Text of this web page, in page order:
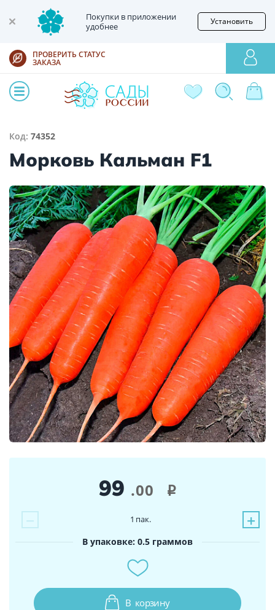
Покупки в приложении
удобнее
Установить
ПРОВЕРИТЬ СТАТУС
ЗАКАЗА
Код: 74352
Морковь Кальман F1
99 .00 i
− +
1 пак.
В упаковке: 0.5 граммов
В корзину